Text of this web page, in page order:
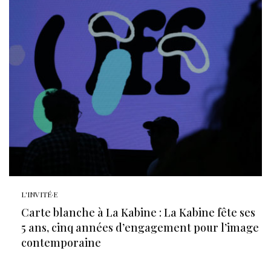
L'INVITÉ·E
Carte blanche à La Kabine : La Kabine fête ses
5 ans, cinq années d’engagement pour l’image
contemporaine